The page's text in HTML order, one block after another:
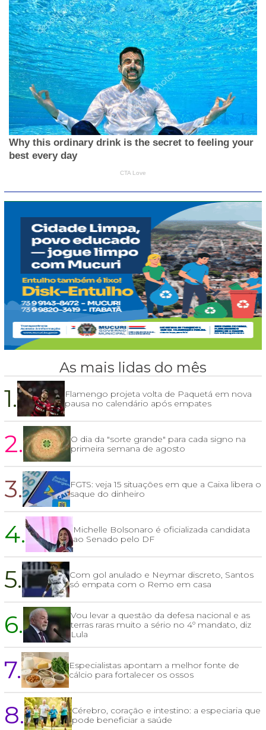
As mais lidas do mês
1.
Flamengo projeta volta de Paquetá em nova
pausa no calendário após empates
2.
O dia da "sorte grande" para cada signo na
primeira semana de agosto
3.
FGTS: veja 15 situações em que a Caixa libera o
saque do dinheiro
4.
Michelle Bolsonaro é oficializada candidata
ao Senado pelo DF
5.
Com gol anulado e Neymar discreto, Santos
só empata com o Remo em casa
6.
Vou levar a questão da defesa nacional e as
terras raras muito a sério no 4º mandato, diz
Lula
7.
Especialistas apontam a melhor fonte de
cálcio para fortalecer os ossos
8.
Cérebro, coração e intestino: a especiaria que
pode beneficiar a saúde